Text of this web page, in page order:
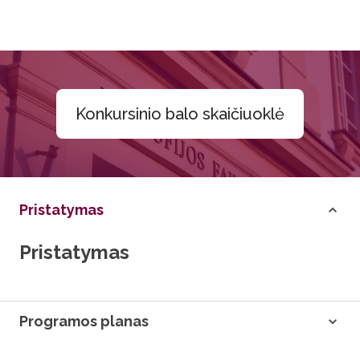
Konkursinio balo skaičiuoklė
Pristatymas
Pristatymas
Programos planas